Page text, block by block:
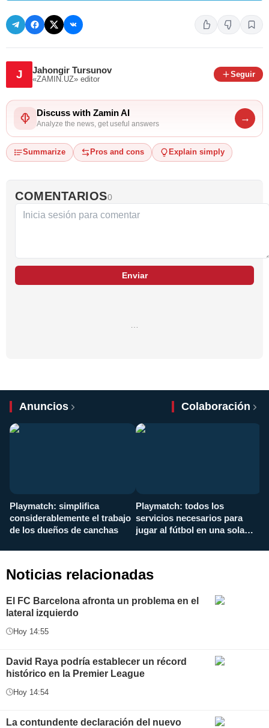
J Jahongir Tursunov
«ZAMIN.UZ» editor
Seguir
Discuss with Zamin AI
Analyze the news, get useful answers
→
Summarize Pros and cons Explain simply
COMENTARIOS0
Enviar
Anuncios Colaboración
Playmatch: simplifica
considerablemente el trabajo
de los dueños de canchas
Playmatch: todos los
servicios necesarios para
jugar al fútbol en una sola
Noticias relacionadas
El FC Barcelona afronta un problema en el
lateral izquierdo
Hoy 14:55
David Raya podría establecer un récord
histórico en la Premier League
Hoy 14:54
La contundente declaración del nuevo